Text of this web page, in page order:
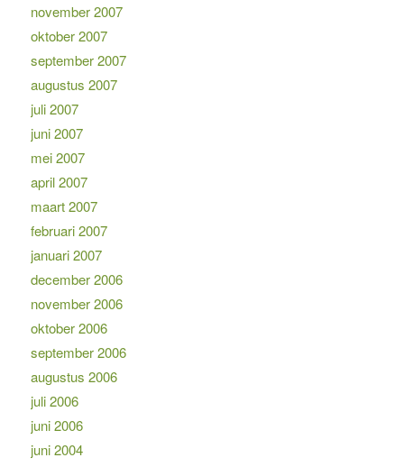
november 2007
oktober 2007
september 2007
augustus 2007
juli 2007
juni 2007
mei 2007
april 2007
maart 2007
februari 2007
januari 2007
december 2006
november 2006
oktober 2006
september 2006
augustus 2006
juli 2006
juni 2006
juni 2004